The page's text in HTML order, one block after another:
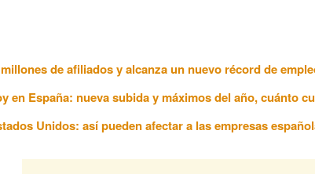
de afiliados y alcanza un nuevo récord de
en España: nueva subida y máximos del año, cuánto
Unidos: así pueden afectar a las empresas